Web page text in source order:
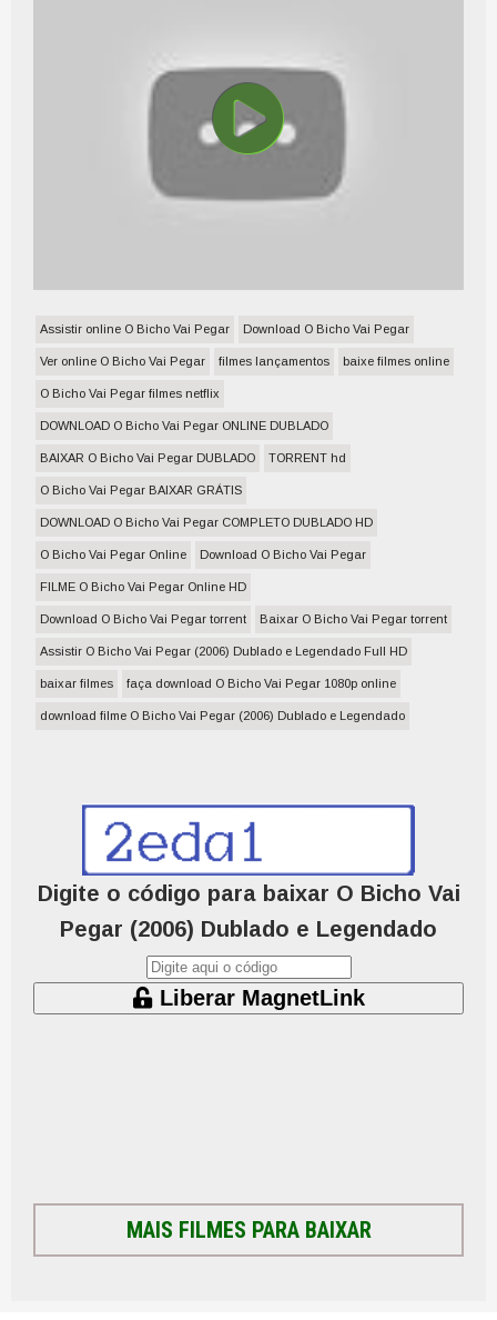
Assistir online O Bicho Vai Pegar Download O Bicho Vai Pegar
Ver online O Bicho Vai Pegar filmes lançamentos baixe filmes online
O Bicho Vai Pegar filmes netflix
DOWNLOAD O Bicho Vai Pegar ONLINE DUBLADO
BAIXAR O Bicho Vai Pegar DUBLADO TORRENT hd
O Bicho Vai Pegar BAIXAR GRÁTIS
DOWNLOAD O Bicho Vai Pegar COMPLETO DUBLADO HD
O Bicho Vai Pegar Online Download O Bicho Vai Pegar
FILME O Bicho Vai Pegar Online HD
Download O Bicho Vai Pegar torrent Baixar O Bicho Vai Pegar torrent
Assistir O Bicho Vai Pegar (2006) Dublado e Legendado Full HD
baixar filmes faça download O Bicho Vai Pegar 1080p online
download filme O Bicho Vai Pegar (2006) Dublado e Legendado
Digite o código para baixar O Bicho Vai
Pegar (2006) Dublado e Legendado
Liberar MagnetLink
MAIS FILMES PARA BAIXAR